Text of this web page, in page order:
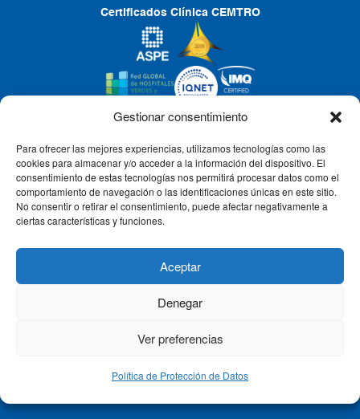
Gestionar consentimiento
Para ofrecer las mejores experiencias, utilizamos tecnologías como las
cookies para almacenar y/o acceder a la información del dispositivo. El
consentimiento de estas tecnologías nos permitirá procesar datos como el
comportamiento de navegación o las identificaciones únicas en este sitio.
No consentir o retirar el consentimiento, puede afectar negativamente a
ciertas características y funciones.
Aceptar
Denegar
Ver preferencias
Política de Protección de Datos
Certificados Clínica CEMTRO
CLÍNICA CEMTRO
QUIÉNES SOMOS